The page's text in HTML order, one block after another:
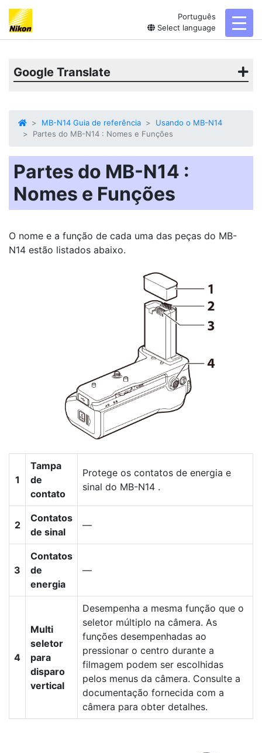
Português
Select language
Google Translate
MB-N14 Guia de referência
Usando o MB-N14
Partes do MB-N14 : Nomes e Funções
Partes do MB-N14 :
Nomes e Funções
O nome e a função de cada uma das peças do MB-
N14 estão listados abaixo.
1
Tampa
de
contato
Protege os contatos de energia e
sinal do MB-N14 .
2
Contatos
de sinal
—
3
Contatos
de
energia
—
4
Multi
seletor
para
disparo
vertical
Desempenha a mesma função que o
seletor múltiplo na câmera. As
funções desempenhadas ao
pressionar o centro durante a
filmagem podem ser escolhidas
pelos menus da câmera. Consulte a
documentação fornecida com a
câmera para obter detalhes.